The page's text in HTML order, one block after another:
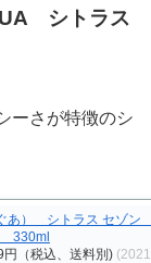
シトラス
ーさが特徴のシ
あ） シトラス セゾン
330ml
円（税込、送料別)